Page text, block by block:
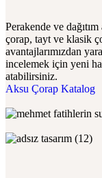
Perakende ve
çorap, tayt ve klasik
avantajlarımızdan
incelemek için yeni
atabilirsiniz.
Aksu Çorap Katalog